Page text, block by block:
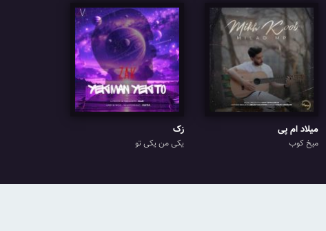
میلاد ام پی
میخ کوب
زک
یکی من یکی تو